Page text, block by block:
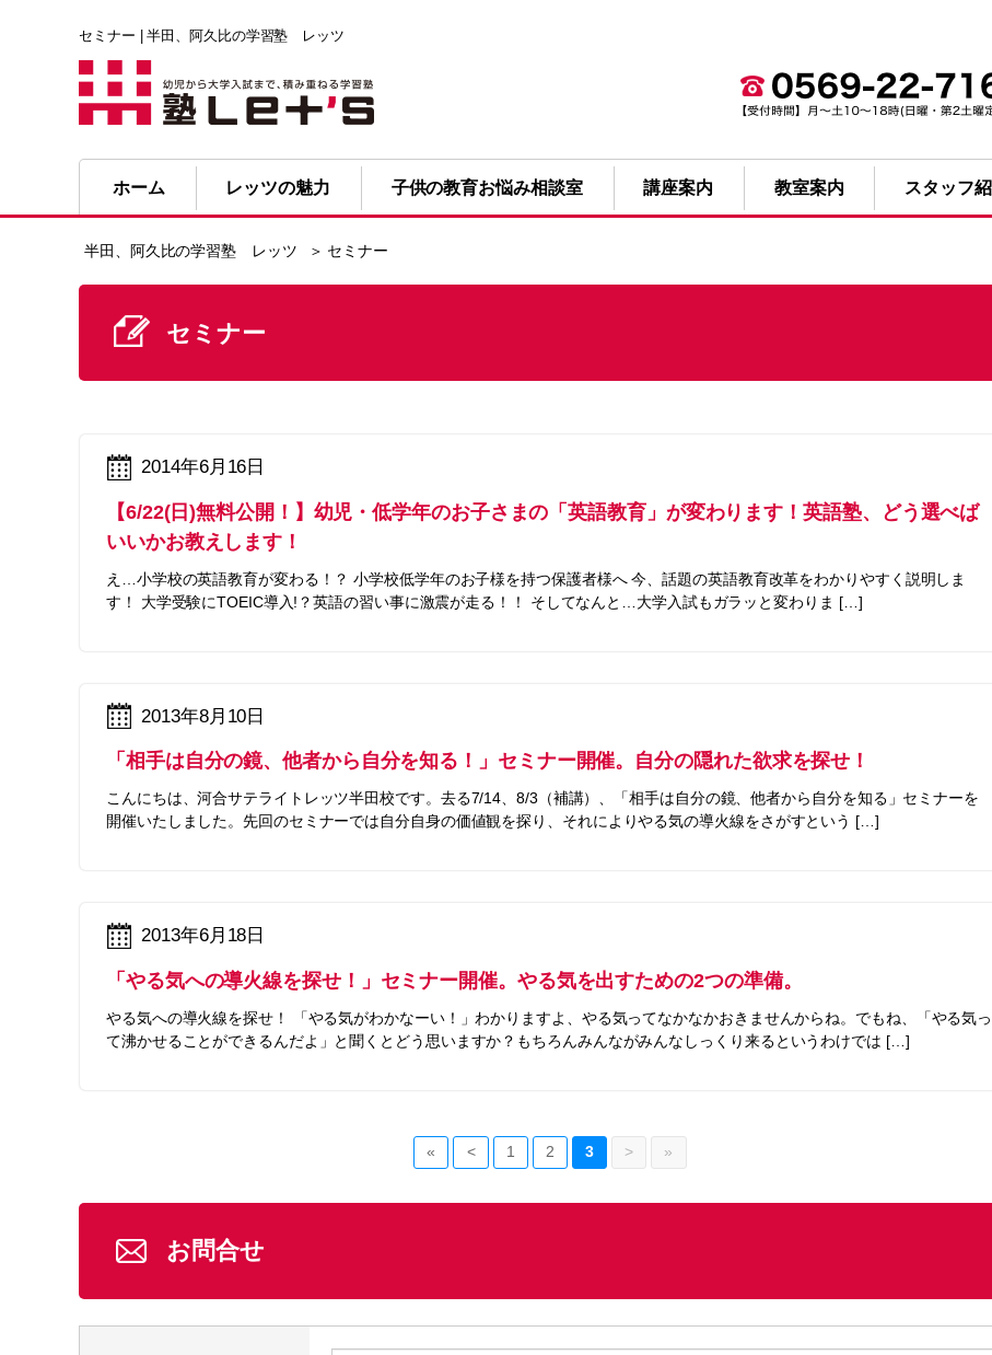
セミナー | 半田、阿久比の学習塾 レッツ
ホーム レッツの魅力 子供の教育お悩み相談室 講座案内 教室案内 スタッフ
半田、阿久比の学習塾 レッツ ＞ セミナー
セミナー
2014年6月16日
【6/22(日)無料公開！】幼児・低学年のお子さまの「英語教育」が変わります！英語塾、どう選べば
いいかお教えします！
え…小学校の英語教育が変わる！？ 小学校低学年のお子様を持つ保護者様へ 今、話題の英語教育改革をわかりやすく説明しま
す！ 大学受験にTOEIC導入!？英語の習い事に激震が走る！！ そしてなんと…大学入試もガラッと変わりま […]
2013年8月10日
「相手は自分の鏡、他者から自分を知る！」セミナー開催。自分の隠れた欲求を探せ！
こんにちは、河合サテライトレッツ半田校です。去る7/14、8/3（補講）、「相手は自分の鏡、他者から自分を知る」セミナーを
開催いたしました。先回のセミナーでは自分自身の価値観を探り、それによりやる気の導火線をさがすという […]
2013年6月18日
「やる気への導火線を探せ！」セミナー開催。やる気を出すための2つの準備。
やる気への導火線を探せ！ 「やる気がわかなーい！」わかりますよ、やる気ってなかなかおきませんからね。でもね、「やる気っ
て沸かせることができるんだよ」と聞くとどう思いますか？もちろんみんながみんなしっくり来るというわけでは […]
« < 1 2 3 > »
お問合せ